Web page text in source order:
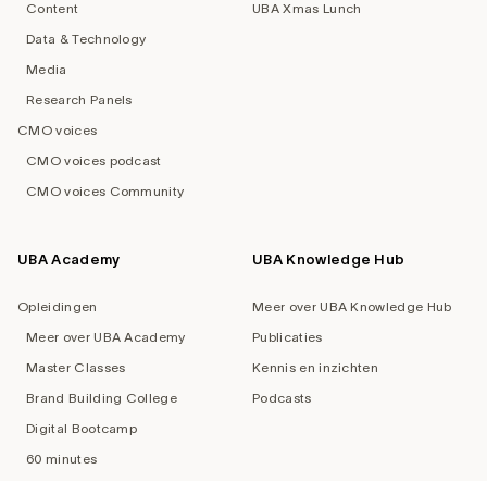
Content
Data & Technology
Media
Research Panels
CMO voices
CMO voices podcast
CMO voices Community
UBA Xmas Lunch
UBA Academy
Opleidingen
Meer over UBA Academy
Master Classes
Brand Building College
Digital Bootcamp
60 minutes
UBA Knowledge Hub
Meer over UBA Knowledge Hub
Publicaties
Kennis en inzichten
Podcasts